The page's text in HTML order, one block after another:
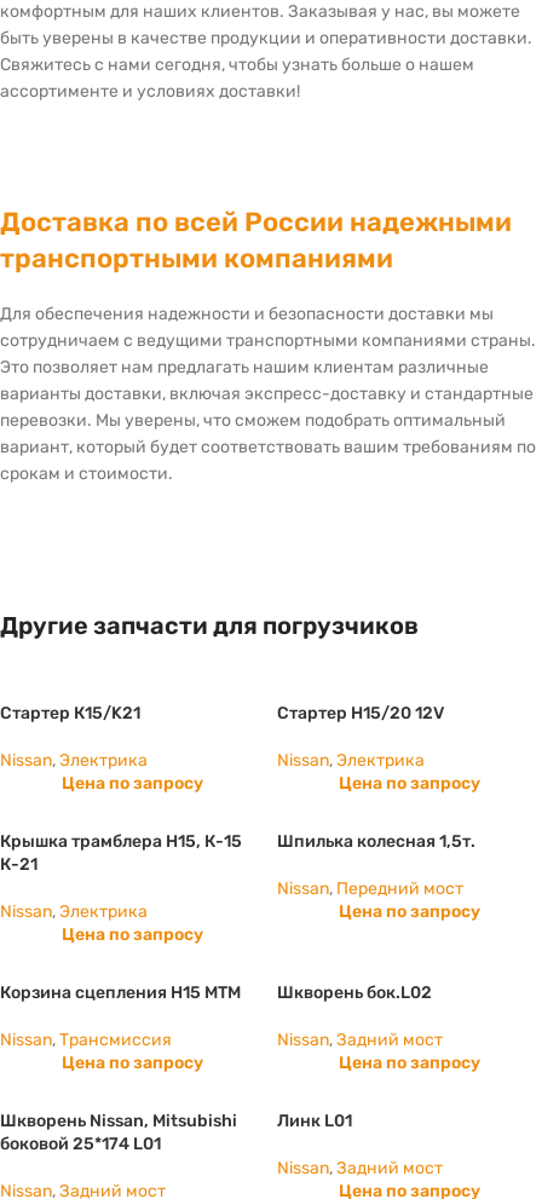
комфортным для наших клиентов. Заказывая у нас, вы можете
быть уверены в качестве продукции и оперативности доставки.
Свяжитесь с нами сегодня, чтобы узнать больше о нашем
ассортименте и условиях доставки!
Доставка по всей России надежными
транспортными компаниями
Для обеспечения надежности и безопасности доставки мы
сотрудничаем с ведущими транспортными компаниями страны.
Это позволяет нам предлагать нашим клиентам различные
варианты доставки, включая экспресс-доставку и стандартные
перевозки. Мы уверены, что сможем подобрать оптимальный
вариант, который будет соответствовать вашим требованиям по
срокам и стоимости.
Другие запчасти для погрузчиков
Стартер К15/K21
Nissan,Электрика
Цена по запросу
Стартер Н15/20 12V
Nissan,Электрика
Цена по запросу
Крышка трамблера Н15, К-15
К-21
Nissan,Электрика
Цена по запросу
Шпилька колесная 1,5т.
Nissan, Передний мост
Цена по запросу
Корзина сцепления H15 МТМ
Nissan,Трансмиссия
Цена по запросу
Шкворень бок.L02
Nissan,Задний мост
Цена по запросу
Шкворень Nissan, Mitsubishi
боковой 25*174 L01
Nissan,Задний мост
Линк L01
Nissan,Задний мост
Цена по запросу